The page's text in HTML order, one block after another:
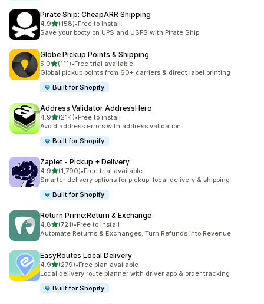
Pirate Ship: CheapARR Shipping
4.9เต็ม 5 ดาว
(158)
ทั้งหมด 158 รีวิว
•Free to install
Save your booty on UPS and USPS with Pirate Ship
Globe Pickup Points & Shipping
5.0เต็ม 5 ดาว
(111)
ทั้งหมด 111 รีวิว
•Free trial available
Global pickup points from 60+ carriers & direct label printing
Built for Shopify
Address Validator AddressHero
4.9เต็ม 5 ดาว
(214)
ทั้งหมด 214 รีวิว
•Free to install
Avoid address errors with address validation
Built for Shopify
Zapiet ‑ Pickup + Delivery
4.9เต็ม 5 ดาว
(1,790)
ทั้งหมด 1790 รีวิว
•Free trial available
Smarter delivery options for pickup, local delivery & shipping
Built for Shopify
Return Prime:Return & Exchange
4.8เต็ม 5 ดาว
(721)
ทั้งหมด 721 รีวิว
•Free to install
Automate Returns & Exchanges. Turn Refunds into Revenue
EasyRoutes Local Delivery
4.9เต็ม 5 ดาว
(279)
ทั้งหมด 279 รีวิว
•Free plan available
Local delivery route planner with driver app & order tracking
Built for Shopify